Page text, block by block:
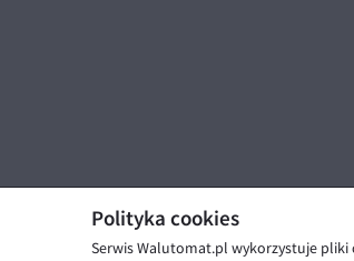
Polityka cookies
Serwis Walutomat.pl wykorzystuje pliki
© Walutomat 2026